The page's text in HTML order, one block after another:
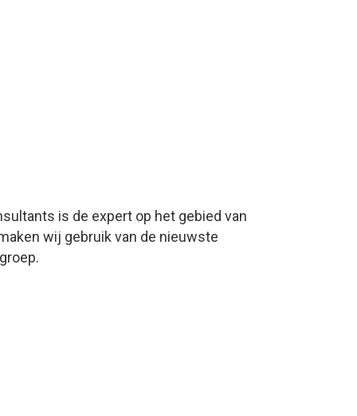
is de expert op het gebied van
wij gebruik van de nieuwste